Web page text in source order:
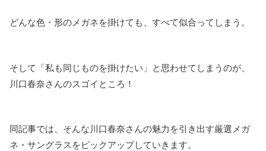
どんな色・形のメガネを掛けても、すべて似合ってしまう。
そして「私も同じものを掛けたい」と思わせてしまうのが、
川口春奈さんのスゴイところ！
同記事では、そんな川口春奈さんの魅力を引き出す厳選メガ
ネ・サングラスをピックアップしていきます。